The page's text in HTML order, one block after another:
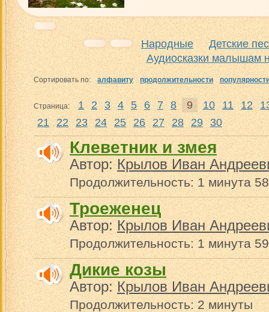
Народные
Детские
Аудиосказки малышам
Сортировать по: алфавиту продолжительности
Страница: 1 2 3 4 5 6 7 8 9 10 11 12
21
22 23 24 25 26 27 28 29 30
Клеветник и змея
Автор:Крылов Иван
Продолжительность: 1 минута
Троеженец
Автор:Крылов Иван
Продолжительность: 1 минута
Дикие козы
Автор:Крылов Иван
Продолжительность: 2 минуты